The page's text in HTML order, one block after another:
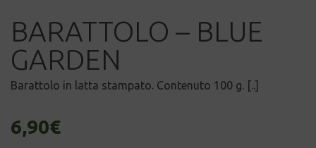
BARATTOLO – BLUE
GARDEN
Barattolo in latta stampato. Contenuto 100 g. [..]
6,90€